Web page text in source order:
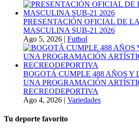
PRESENTACIÓN OFICIAL DE
MASCULINA SUB-21 2026
Ago 5, 2026 | Futbol
BOGOTÁ CUMPLE 488 AÑOS Y
UNA PROGRAMACIÓN
RECREODEPORTIVA
Ago 4, 2026 | Variedades
Tu deporte favorito